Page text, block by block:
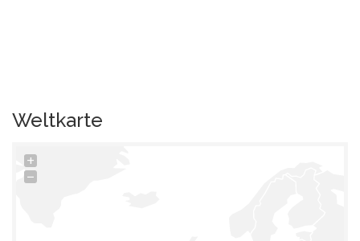
Weltkarte
+
−